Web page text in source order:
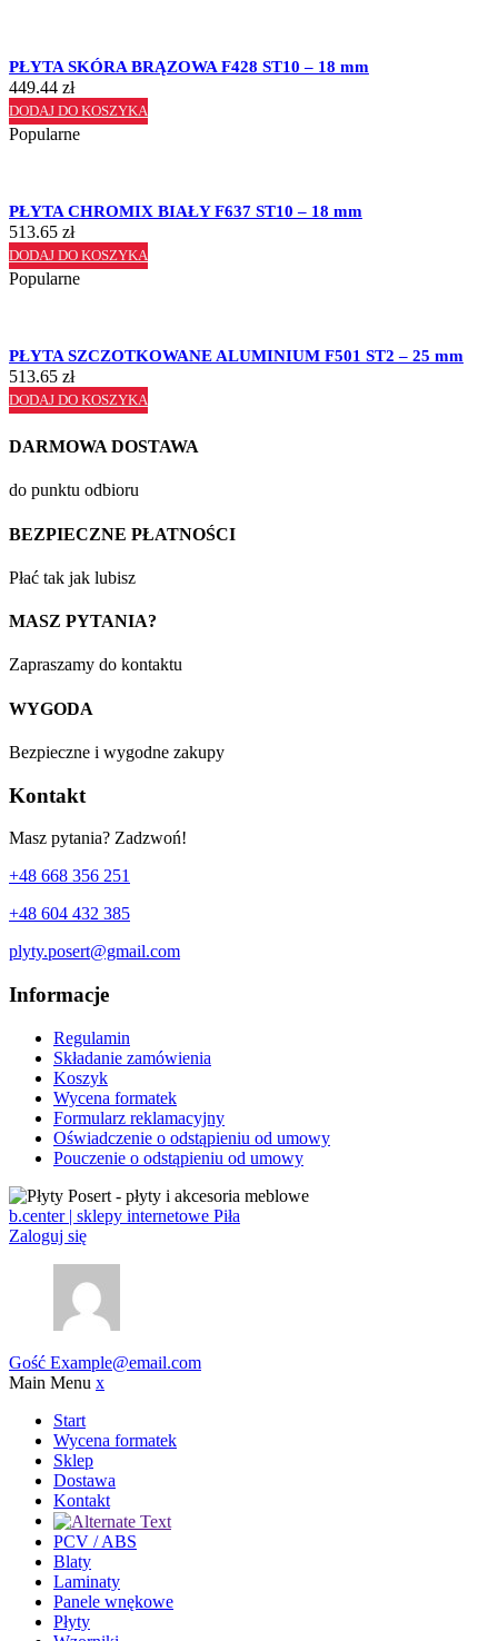
PŁYTA SKÓRA BRĄZOWA F428 ST10 – 18 mm
449.44 zł
DODAJ DO KOSZYKA
Popularne
PŁYTA CHROMIX BIAŁY F637 ST10 – 18 mm
513.65 zł
DODAJ DO KOSZYKA
Popularne
PŁYTA SZCZOTKOWANE ALUMINIUM F501 ST2 – 25 mm
513.65 zł
DODAJ DO KOSZYKA
DARMOWA DOSTAWA
do punktu odbioru
BEZPIECZNE PŁATNOŚCI
Płać tak jak lubisz
MASZ PYTANIA?
Zapraszamy do kontaktu
WYGODA
Bezpieczne i wygodne zakupy
Kontakt
Masz pytania? Zadzwoń!
+48 668 356 251
+48 604 432 385
plyty.posert@gmail.com
Informacje
Regulamin
Składanie zamówienia
Koszyk
Wycena formatek
Formularz reklamacyjny
Oświadczenie o odstąpieniu od umowy
Pouczenie o odstąpieniu od umowy
b.center | sklepy internetowe Piła
Zaloguj się
Gość Example@email.com
Main Menu x
Start
Wycena formatek
Sklep
Dostawa
Kontakt
PCV / ABS
Blaty
Laminaty
Panele wnękowe
Płyty